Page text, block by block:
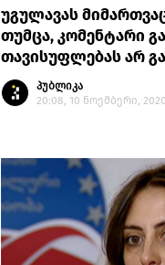
უგულავას
თუმცა, კომენტარი
თავისუფლებას არ
პუბლიკა
20:08, 10 ნოემბერი, 2020